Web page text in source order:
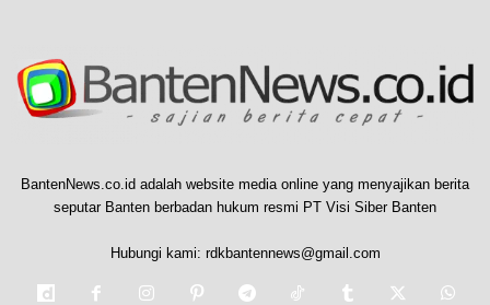
BantenNews.co.id adalah website media online yang menyajikan berita
seputar Banten berbadan hukum resmi PT Visi Siber Banten
Hubungi kami: rdkbantennews@gmail.com